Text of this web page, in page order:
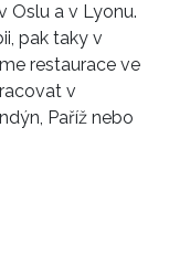
Oslu a v Lyonu.
pak taky v
restaurace ve
v
Paříž nebo